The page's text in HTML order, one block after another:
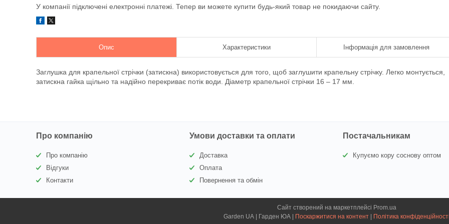
У компанії підключені електронні платежі. Тепер ви можете купити будь-який товар не покидаючи сайту.
Опис Характеристики Інформація для замовлення
Заглушка для крапельної стрічки (затискна) використовується для того, щоб заглушити крапельну стрічку. Легко монтується,
затискна гайка щільно та надійно перекриває потік води. Діаметр крапельної стрічки 16 – 17 мм.
Про компанію
Про компанію
Відгуки
Контакти
Умови доставки та оплати
Доставка
Оплата
Повернення та обмін
Постачальникам
Купуємо кору соснову оптом
Сайт створений на маркетплейсі Prom.ua
Поскаржитися на контент Політика